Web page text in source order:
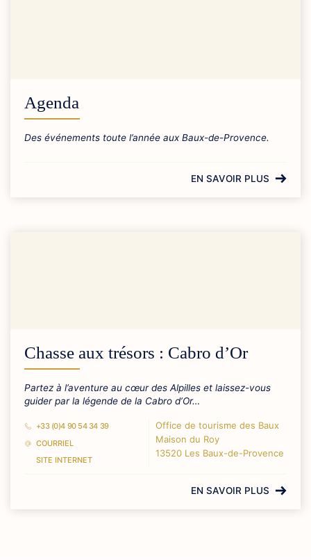
Agenda
Des événements toute l’année aux Baux-de-Provence.
EN SAVOIR PLUS
Chasse aux trésors : Cabro d’Or
Partez à l’aventure au cœur des Alpilles et laissez-vous
guider par la légende de la Cabro d’Or…
+33 (0)4 90 54 34 39
COURRIEL
SITE INTERNET
Office de tourisme des Baux
Maison du Roy
13520 Les Baux-de-Provence
EN SAVOIR PLUS